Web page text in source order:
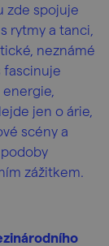
zde spojuje
rytmy a tanci,
neznámé
fascinuje
jen o árie,
scény a
zážitkem.